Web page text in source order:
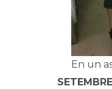
En un
SETEMBRE